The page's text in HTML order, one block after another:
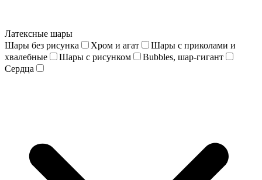
Латексные шары
Шары без рисунка
Хром и агат
Шары с приколами и
хвалебные
Шары с рисунком
Bubbles, шар-гигант
Сердца